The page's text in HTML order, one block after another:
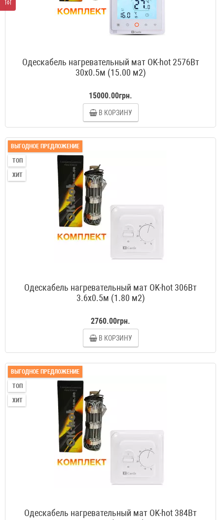
Одескабель нагревательный мат OK-hot 2576Вт
30x0.5м (15.00 м2)
15000.00грн.
В КОРЗИНУ
ВЫГОДНОЕ ПРЕДЛОЖЕНИЕ
ТОП
ХИТ
Одескабель нагревательный мат OK-hot 306Вт
3.6x0.5м (1.80 м2)
2760.00грн.
В КОРЗИНУ
ВЫГОДНОЕ ПРЕДЛОЖЕНИЕ
ТОП
ХИТ
Одескабель нагревательный мат OK-hot 384Вт